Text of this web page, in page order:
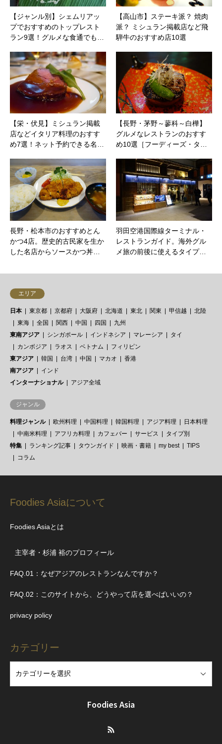
【ジャンル別】シェムリアッ
プでおすすめのトップレスト
ラン9選！グルメな食通でも…
【高山市】ステーキ派？ 焼肉
派？ ミシュラン掲載店など飛
騨牛のおすすめ店10選
【栄・伏見】ミシュラン掲載
店などイタリア料理のおすす
め7選！ネット予約できる名…
【長野・茅野～蓼科～白樺】
グルメなレストランのおすす
め10選［フーディーズ・タ…
長野・松本市のおすすめとん
かつ4店。歴史的古民家を生か
した名店からソースかつ丼…
羽田空港国際線ターミナル・
レストランガイド。海外グル
メ旅の前後に使えるタイプ…
エリア
日本 東京都 京都府 大阪府 北海道 東北 関東 甲信越
北陸
東海
全国 関西 中国 四国
九州
東南アジア
シンガポール インドネシア マレーシア
タイ
カンボジア
ラオス ベトナム
フィリピン
東アジア
韓国 台湾 中国 マカオ
香港
南アジア
インド
インターナショナル
アジア全域
ジャンル
料理ジャンル 欧州料理 中国料理 韓国料理 アジア料理
日本料理
中南米料理
アフリカ料理 カフェバー サービス
タイプ別
特集
ランキング記事 タウンガイド 映画・書籍 my best
TIPS
コラム
Foodies Asiaについて
Foodies Asiaとは
主宰者・杉浦 裕のプロフィール
FAQ.01：なぜアジアのレストランなんですか？
FAQ.02：このサイトから、どうやって店を選べばいいの？
privacy policy
カテゴリー
Foodies Asia